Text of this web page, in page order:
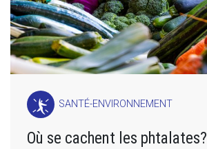
SANTÉ-ENVIRONNEMENT
Où se cachent les phtalates?